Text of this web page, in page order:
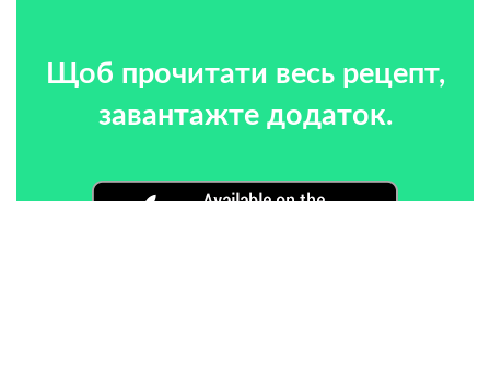
Щоб прочитати весь рецепт,
завантажте додаток.